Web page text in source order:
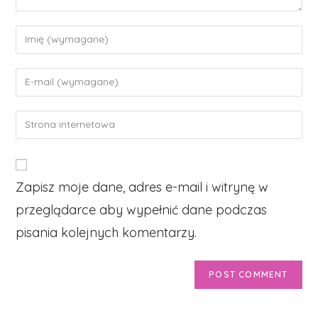
Enter
your
name
comment
Enter
your
email
address
Enter
your
URL
(optional)
Zapisz moje dane, adres e-mail i witrynę w
przeglądarce aby wypełnić dane podczas
pisania kolejnych komentarzy.